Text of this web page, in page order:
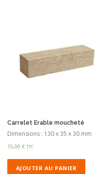
Carrelet Erable moucheté
Dimensions : 130 x 35 x 30 mm
15,00 € TTC
AJOUTER AU PANIER